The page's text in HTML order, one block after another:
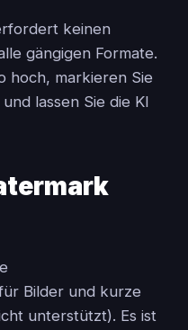
keinen
gängigen Formate.
hoch, markieren Sie
lassen Sie die KI
Bilder und kurze
unterstützt). Es ist